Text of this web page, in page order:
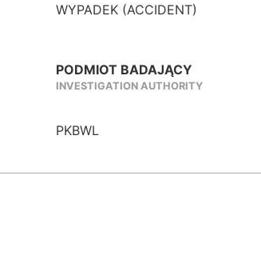
WYPADEK (ACCIDENT)
PODMIOT BADAJĄCY
INVESTIGATION AUTHORITY
PKBWL